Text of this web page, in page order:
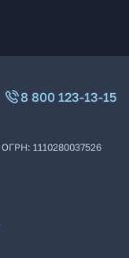
8 800 123-13-15
ОГРН: 1110280037526